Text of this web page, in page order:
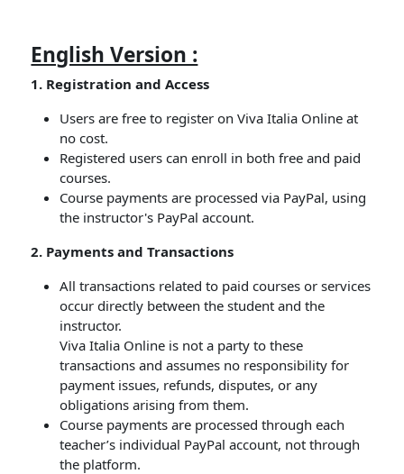
English Version :
1. Registration and Access
Users are free to register on Viva Italia Online at
no cost.
Registered users can enroll in both free and paid
courses.
Course payments are processed via PayPal, using
the instructor's PayPal account.
2. Payments and Transactions
All transactions related to paid courses or services
occur directly between the student and the
instructor.
Viva Italia Online is not a party to these
transactions and assumes no responsibility for
payment issues, refunds, disputes, or any
obligations arising from them.
Course payments are processed through each
teacher’s individual PayPal account, not through
the platform.